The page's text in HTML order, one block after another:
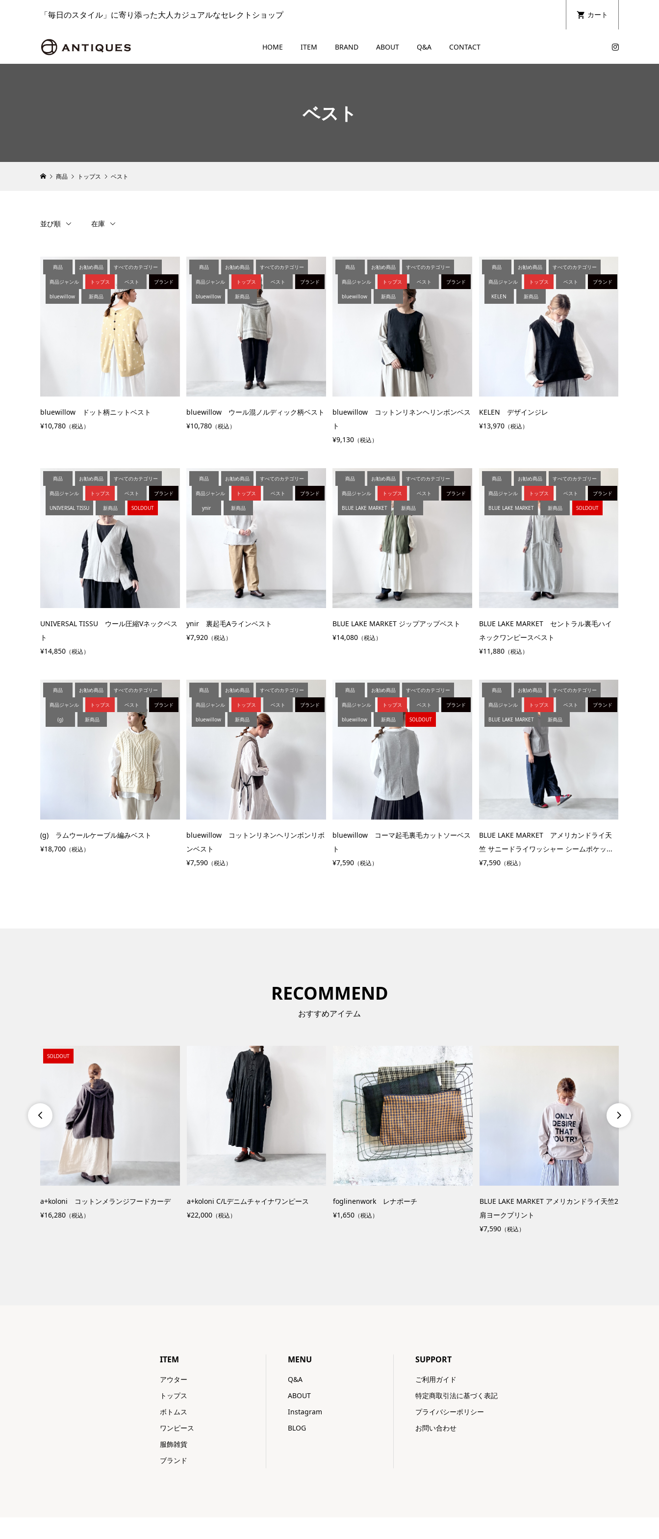
「毎日のスタイル」に寄り添った大人カジュアルなセレクトショップ カート
HOME ITEM BRAND ABOUT Q&A CONTACT
ベスト
商品 トップス ベスト
並び順 在庫
商品 お勧め商品 すべてのカテゴリー
商品ジャンル トップス ベスト ブランド
bluewillow 新商品
bluewillow ドット柄ニットベスト
¥10,780 （税込）
商品 お勧め商品 すべてのカテゴリー
商品ジャンル トップス ベスト ブランド
bluewillow 新商品
bluewillow ウール混ノルディック柄ベスト
¥10,780 （税込）
商品 お勧め商品 すべてのカテゴリー
商品ジャンル トップス ベスト ブランド
bluewillow 新商品
bluewillow コットンリネンヘリンボンベス
ト
¥9,130 （税込）
商品 お勧め商品 すべてのカテゴリー
商品ジャンル トップス ベスト ブランド
KELEN 新商品
KELEN デザインジレ
¥13,970（税込）
商品 お勧め商品 すべてのカテゴリー
商品ジャンル トップス ベスト ブランド
UNIVERSAL TISSU 新商品 SOLDOUT
UNIVERSAL TISSU ウール圧縮Vネックベス
ト
¥14,850 （税込）
商品 お勧め商品 すべてのカテゴリー
商品ジャンル トップス ベスト ブランド
ynir 新商品
ynir 裏起毛Aラインベスト
¥7,920 （税込）
商品 お勧め商品 すべてのカテゴリー
商品ジャンル トップス ベスト ブランド
BLUE LAKE MARKET 新商品
BLUE LAKE MARKET ジップアップベスト
¥14,080 （税込）
商品 お勧め商品 すべてのカテゴリー
商品ジャンル トップス ベスト ブランド
BLUE LAKE MARKET 新商品 SOLDOUT
BLUE LAKE MARKET セントラル裏毛ハイ
ネックワンピースベスト
¥11,880（税込）
商品 お勧め商品 すべてのカテゴリー
商品ジャンル トップス ベスト ブランド
(g) 新商品
(g) ラムウールケーブル編みベスト
¥18,700 （税込）
商品 お勧め商品 すべてのカテゴリー
商品ジャンル トップス ベスト ブランド
bluewillow 新商品
bluewillow コットンリネンヘリンボンリボ
ンベスト
¥7,590 （税込）
商品 お勧め商品 すべてのカテゴリー
商品ジャンル トップス ベスト ブランド
bluewillow 新商品 SOLDOUT
bluewillow コーマ起毛裏毛カットソーベス
ト
¥7,590 （税込）
商品 お勧め商品 すべてのカテゴリー
商品ジャンル トップス ベスト ブランド
BLUE LAKE MARKET 新商品
BLUE LAKE MARKET アメリカンドライ天
竺 サニードライワッシャー シームポケッ...
¥7,590（税込）
RECOMMEND
おすすめアイテム

ICHI 50’タイプライター2wayロングシャツ
¥11,000 （税込）
HEAVENLY オーガニック コットン カット
ソー クルー 8スリーブ Tシャツ
Homie ウールビッグドットソックス
¥1,650 （税込）
HEAVENLY コットンツイルフロントポケット
パンツ
¥11,550（税込）

ITEM
アウター
トップス
ボトムス
ワンピース
服飾雑貨
ブランド
MENU
Q&A
ABOUT
Instagram
BLOG
SUPPORT
ご利用ガイド
特定商取引法に基づく表記
プライバシーポリシー
お問い合わせ